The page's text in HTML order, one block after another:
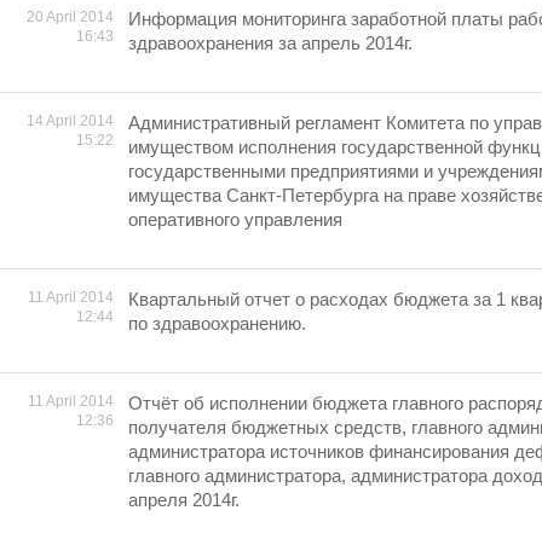
20 April 2014
16:43
Информация мониторинга заработной платы
здравоохранения за апрель 2014г.
14 April 2014
15:22
Административный регламент Комитета по
имуществом исполнения государственной
государственными предприятиями и
имущества Санкт-Петербурга на праве
оперативного управления
11 April 2014
12:44
Квартальный отчет о расходах бюджета за 1
по здравоохранению.
11 April 2014
12:36
Отчёт об исполнении бюджета главного
получателя бюджетных средств, главного
администратора источников финансирования
главного администратора, администратора
апреля 2014г.